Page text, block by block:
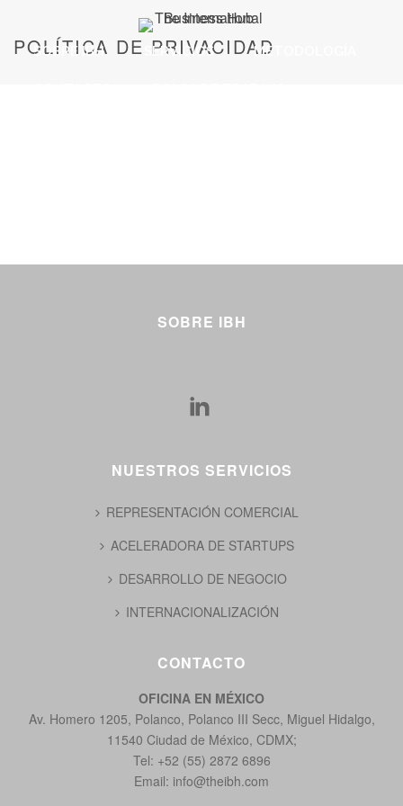
SOBRE IBH SERVICIOS METODOLOGÍA
POLÍTICA DE PRIVACIDAD
SOBRE IBH
NUESTROS SERVICIOS
REPRESENTACIÓN COMERCIAL
ACELERADORA DE STARTUPS
DESARROLLO DE NEGOCIO
INTERNACIONALIZACIÓN
CONTACTO
OFICINA EN MÉXICO
Av. Homero 1205, Polanco, Polanco III Secc, Miguel Hidalgo,
11540 Ciudad de México, CDMX;
Tel: +52 (55) 2872 6896
Email: info@theibh.com